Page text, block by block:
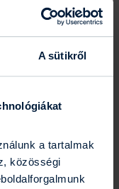
A sütikről
a tartalmak
közösségi